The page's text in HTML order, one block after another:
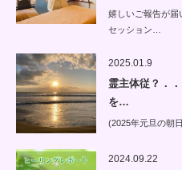
嬉しいご報告が届
セッション…
2025.01.9
霊主体従？．
を…
(2025年元旦の朝
2024.09.22